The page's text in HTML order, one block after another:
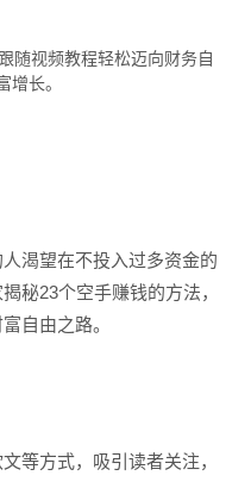
随视频教程轻松迈向财务自
增长。
渴望在不投入过多资金的
秘23个空手赚钱的方法，
自由之路。
等方式，吸引读者关注，